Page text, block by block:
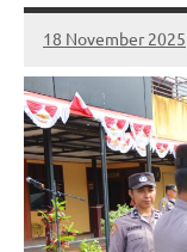
18 November 2025
No
comments